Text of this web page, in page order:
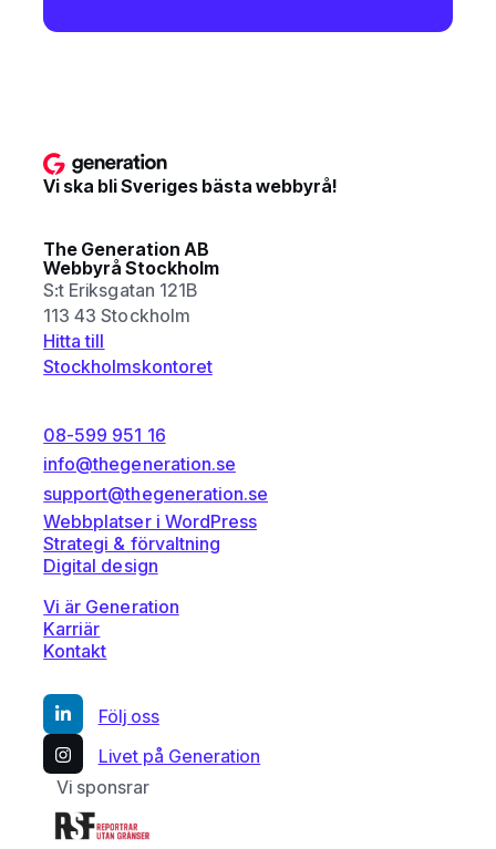
Vi ska bli Sveriges bästa webbyrå!
The Generation AB
Webbyrå Stockholm
S:t Eriksgatan 121B
113 43 Stockholm
Hitta till
Stockholmskontoret
08-599 951 16
info@thegeneration.se
support@thegeneration.se
Webbplatser i WordPress
Strategi & förvaltning
Digital design
Vi är Generation
Karriär
Kontakt
Följ oss
Livet på Generation
Vi sponsrar